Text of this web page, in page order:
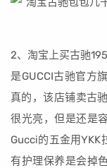
2、淘宝上买古驰
是GUCCI古驰官方
真的，该店铺卖古
很光亮，但是还是
Gucci的五金用YKK
有护理保养是会掉